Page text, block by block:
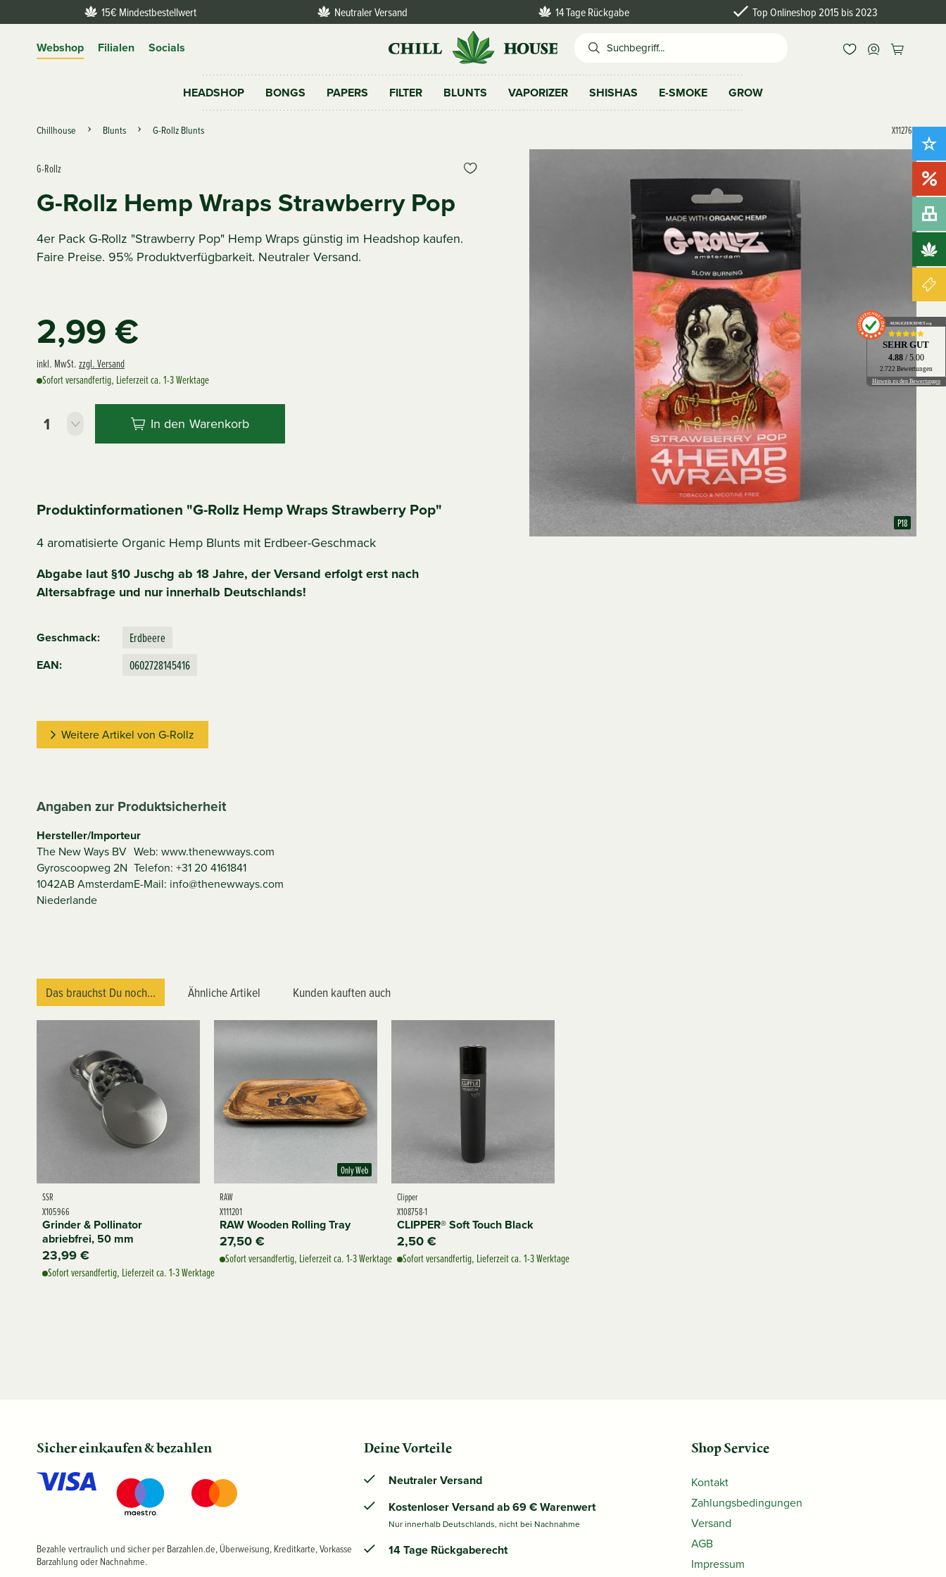
15€ Mindestbestellwert Neutraler Versand 14 Tage Rückgabe Top Onlineshop 2015 bis 2023
Webshop Filialen Socials
HEADSHOP BONGS PAPERS FILTER BLUNTS VAPORIZER SHISHAS E-SMOKE GROW
Chillhouse Blunts G-Rollz Blunts
P18
G-Rollz Hemp Wraps Strawberry Pop
G-Rollz
4er Pack G-Rollz "Strawberry Pop" Hemp Wraps günstig im Headshop kaufen.
Faire Preise. 95% Produktverfügbarkeit. Neutraler Versand.
2,99 €
inkl. MwSt.zzgl. Versand
Sofort versandfertig, Lieferzeit ca. 1-3 Werktage
In den Warenkorb
X112760
Produktinformationen "G-Rollz Hemp Wraps Strawberry Pop"
4 aromatisierte Organic Hemp Blunts mit Erdbeer-Geschmack
Abgabe laut §10 Juschg ab 18 Jahre, der Versand erfolgt erst nach
Altersabfrage und nur innerhalb Deutschlands!
Geschmack: Erdbeere
EAN: 0602728145416
Weitere Artikel von G-Rollz
Angaben zur Produktsicherheit
Hersteller/Importeur
The New Ways BV
Gyroscoopweg 2N
1042AB Amsterdam
Niederlande
Web: www.thenewways.com
Telefon: +31 20 4161841
E-Mail: info@thenewways.com
Das brauchst Du noch... Ähnliche Artikel Kunden kauften auch
SSR
X105966
Grinder & Pollinator
abriebfrei, 50 mm
23,99 €
Sofort versandfertig, Lieferzeit ca. 1-3 Werktage
Only Web
RAW
X111201
RAW Wooden Rolling Tray
27,50 €
Sofort versandfertig, Lieferzeit ca. 1-3 Werktage
Clipper
X108758-1
CLIPPER® Soft Touch Black
2,50 €
Sofort versandfertig, Lieferzeit ca. 1-3 Werktage
Sicher einkaufen & bezahlen
Bezahle vertraulich und sicher per Barzahlen.de, Überweisung, Kreditkarte, Vorkasse
Barzahlung oder Nachnahme.
Deine Vorteile
Neutraler Versand
Kostenloser Versand ab 69 € Warenwert
Nur innerhalb Deutschlands, nicht bei Nachnahme
14 Tage Rückgaberecht
Shop Service
Kontakt
Zahlungsbedingungen
Versand
AGB
Impressum
Neu!
AUSGEZEICHNET.org
SEHR GUT
4.88 / 5.00
2.722 Bewertungen
Hinweis zu den Bewertungen